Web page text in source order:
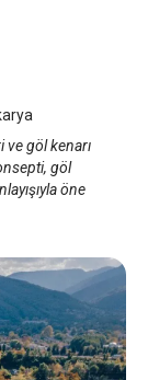
ve göl kenarı
göl
öne